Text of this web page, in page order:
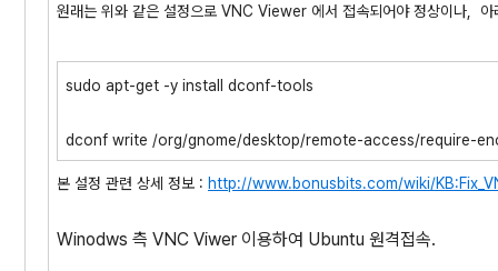
원래는 위와 같은 설정으로 VNC Viewer 에서 접속되어야 정상이나,
sudo apt-get -y install dconf-tools
dconf write /org/gnome/desktop/remote-access/require-
본 설정 관련 상세 정보 : http://www.bonusbits.com/wiki/
Winodws 측 VNC Viwer 이용하여 Ubuntu 원격접속.